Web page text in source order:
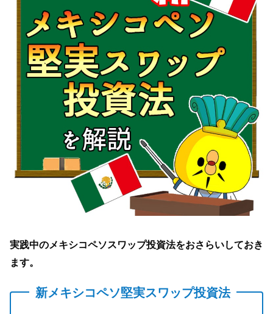
実践中のメキシコペソスワップ投資法をおさらいしておき
ます。
新メキシコペソ堅実スワップ投資法